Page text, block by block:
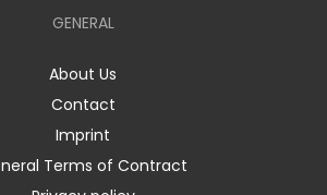
GENERAL
About Us
Contact
Imprint
Terms of Contract